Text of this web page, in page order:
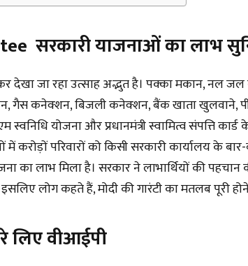
सरकारी याजनाओं का लाभ
लेकर देखा जा रहा उत्साह अद्भुत है। पक्का मकान, नल
गैस कनेक्शन, बिजली कनेक्शन, बैंक खाता खुलवाने,
स्वनिधि योजना और प्रधानमंत्री स्वामित्व संपत्ति
करोड़ों परिवारों को किसी सरकारी कार्यालय के
का लाभ मिला है। सरकार ने लाभार्थियों की
लोग कहते हैं, मोदी की गारंटी का मतलब पूरी होने
लिए वीआईपी